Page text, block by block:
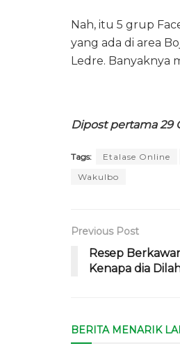
Nah, itu 5 grup
yang ada di area
Ledre.
Dipost pertama 29
Tags: Etalase Online
Wakulbo
Previous Post
Resep
Kenapa dia
BERITA MENARIK